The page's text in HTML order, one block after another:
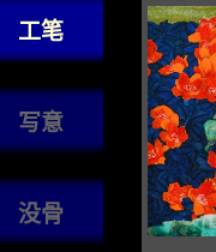
工笔
写意
没骨